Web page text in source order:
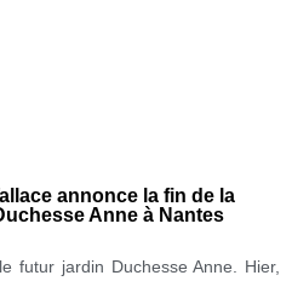
annonce la fin de la
Anne à Nantes
futur jardin Duchesse Anne. Hier,